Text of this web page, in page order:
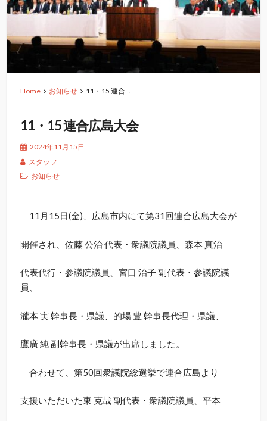
Home お知らせ 11・15 連合…
11・15 連合広島大会
2024年11月15日
スタッフ
お知らせ
11月15日(金)、広島市内にて第31回連合広島大会が
開催され、佐藤 公治 代表・衆議院議員、森本 真治
代表代行・参議院議員、宮口 治子 副代表・参議院議
員、
瀧本 実 幹事長・県議、的場 豊 幹事長代理・県議、
鷹廣 純 副幹事長・県議が出席しました。
合わせて、第50回衆議院総選挙で連合広島より
支援いただいた東 克哉 副代表・衆議院議員、平本